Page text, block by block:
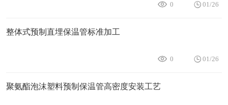
0 01/26
整体式预制直埋保温管标准加工
0 01/26
聚氨酯泡沫塑料预制保温管高密度安装工艺